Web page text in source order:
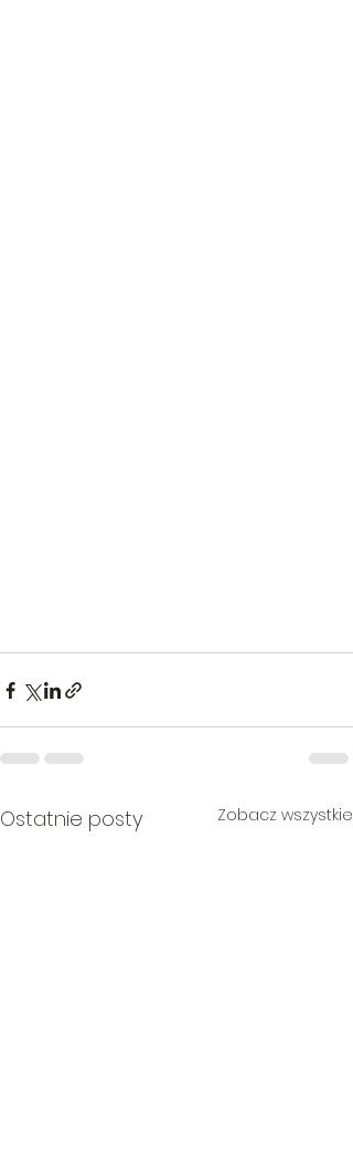
Ostatnie posty Zobacz wszystkie